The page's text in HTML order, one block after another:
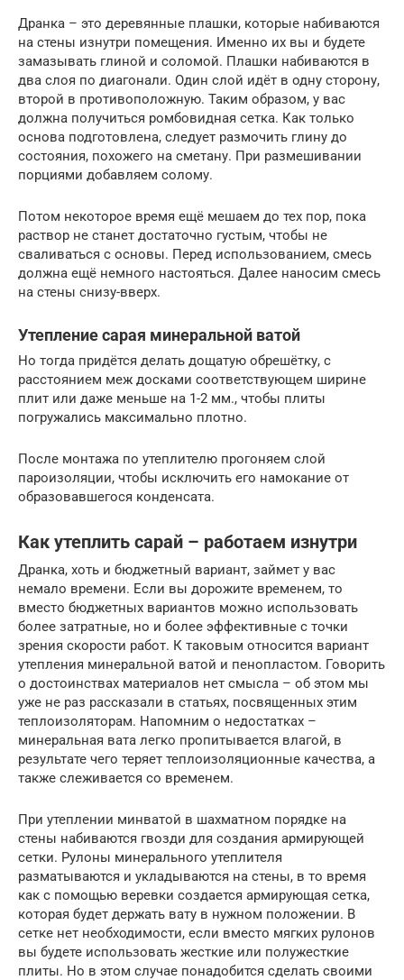
Дранка – это деревянные плашки, которые набиваются
на стены изнутри помещения. Именно их вы и будете
замазывать глиной и соломой. Плашки набиваются в
два слоя по диагонали. Один слой идёт в одну сторону,
второй в противоположную. Таким образом, у вас
должна получиться ромбовидная сетка. Как только
основа подготовлена, следует размочить глину до
состояния, похожего на сметану. При размешивании
порциями добавляем солому.
Потом некоторое время ещё мешаем до тех пор, пока
раствор не станет достаточно густым, чтобы не
сваливаться с основы. Перед использованием, смесь
должна ещё немного настояться. Далее наносим смесь
на стены снизу-вверх.
Утепление сарая минеральной ватой
Но тогда придётся делать дощатую обрешётку, с
расстоянием меж досками соответствующем ширине
плит или даже меньше на 1-2 мм., чтобы плиты
погружались максимально плотно.
После монтажа по утеплителю прогоняем слой
пароизоляции, чтобы исключить его намокание от
образовавшегося конденсата.
Как утеплить сарай – работаем изнутри
Дранка, хоть и бюджетный вариант, займет у вас
немало времени. Если вы дорожите временем, то
вместо бюджетных вариантов можно использовать
более затратные, но и более эффективные с точки
зрения скорости работ. К таковым относится вариант
утепления минеральной ватой и пенопластом. Говорить
о достоинствах материалов нет смысла – об этом мы
уже не раз рассказали в статьях, посвященных этим
теплоизоляторам. Напомним о недостатках –
минеральная вата легко пропитывается влагой, в
результате чего теряет теплоизоляционные качества, а
также слеживается со временем.
При утеплении минватой в шахматном порядке на
стены набиваются гвозди для создания армирующей
сетки. Рулоны минерального утеплителя
разматываются и укладываются на стены, в то время
как с помощью веревки создается армирующая сетка,
которая будет держать вату в нужном положении. В
сетке нет необходимости, если вместо мягких рулонов
вы будете использовать жесткие или полужесткие
плиты. Но в этом случае понадобится сделать своими